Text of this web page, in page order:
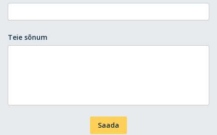
Teie sõnum
Saada